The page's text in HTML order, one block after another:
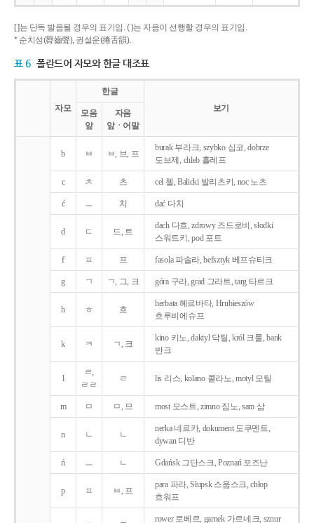
[ ]는 단독 발음될 경우의 표기임. ( )는 자음이 선행할 경우의 표기임.
* 순치성(脣齒聲), 권설운(捲舌韻).
표 6 폴란드어 자모와 한글 대조표
자모
한글
보기
모음
앞
자음
앞ㆍ어말
b ㅂ ㅂ, 브, 프
burak 부라크, szybko 십코, dobrze
도브제, chleb 흘레프
c ㅊ 츠 cel 첼, Balicki 발리츠키, noc 노츠
ć ㅡ 치 dać 다치
d ㄷ 드, 트
dach 다흐, zdrowy 즈드로비, słodki
스워트키, pod 포트
f ㅍ 프 fasola 파솔라, befsztyk 베프슈티크
g ㄱ ㄱ, 그, 크 góra 구라, grad 그라트, targ 타르크
h ㅎ 흐
herbata 헤르바타, Hrubieszów
흐루비에슈프
k ㅋ ㄱ, 크
kino 키노, daktyl 닥틸, król 크룰, bank
반크
l
ㄹ,
ㄹㄹ
ㄹ lis 리스, kolano 콜라노, motyl 모틸
m ㅁ ㅁ, 므 most 모스트, zimno 짐노, sam 삼
n ㄴ ㄴ
nerka 네르카, dokument 도쿠멘트,
dywan 디반
ń ㅡ ㄴ Gdańsk 그단스크, Poznań 포즈난
p ㅍ ㅂ, 프
para 파라, Słupsk 스웁스크, chłop
흐워프
rower 로베르, garnek 가르네크, sznur